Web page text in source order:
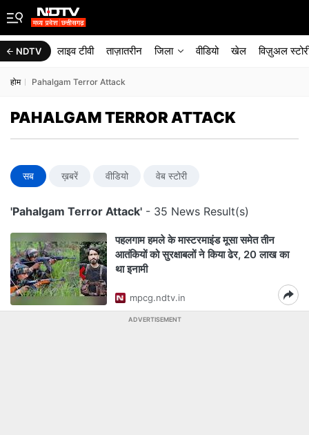
NDTV लाइव टीवी ताज़ातरीन जिला वीडियो खेल विज़ुअल
होम Pahalgam Terror Attack
PAHALGAM TERROR ATTACK
सब ख़बरें वीडियो वेब स्टोरी
'Pahalgam Terror Attack' - 35 News Result(s)
पहलगाम हमले के मास्टरमाइंड मूसा समेत तीन
आतंकियों को सुरक्षाबलों ने किया ढेर, 20 लाख का
था इनामी
mpcg.ndtv.in
ADVERTISEMENT